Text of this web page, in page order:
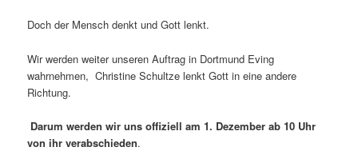
Doch der Mensch denkt und Gott lenkt.
Wir werden weiter unseren Auftrag in Dortmund Eving
wahrnehmen, Christine Schultze lenkt Gott in eine andere
Richtung.
Darum werden wir uns offiziell am 1. Dezember ab 10 Uhr
von ihr verabschieden.